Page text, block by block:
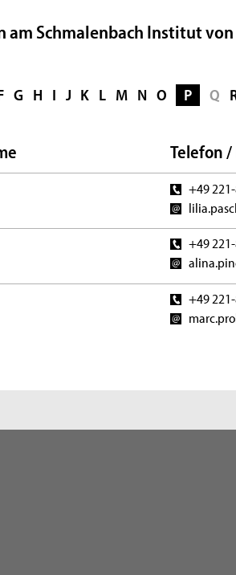
am Schmalenbach Institut von
G H I J K L M N O P Q
Telefon /
+49
+49
+49